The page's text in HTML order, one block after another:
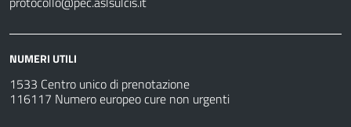
NUMERI UTILI
1533 Centro unico di prenotazione
116117 Numero europeo cure non urgenti